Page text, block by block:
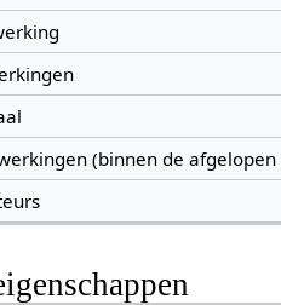
(binnen de afgelopen